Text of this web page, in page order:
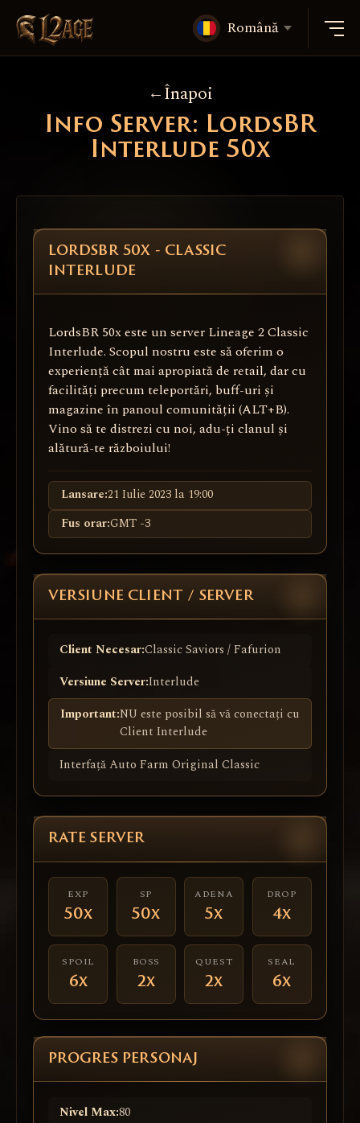
Română
Înapoi
Info Server: LordsBR
Interlude 50x
LORDSBR 50X - CLASSIC
INTERLUDE
LordsBR 50x este un server Lineage 2 Classic
Interlude. Scopul nostru este să oferim o
experiență cât mai apropiată de retail, dar cu
facilități precum teleportări, buff-uri și
magazine în panoul comunității (ALT+B).
Vino să te distrezi cu noi, adu-ți clanul și
alătură-te războiului!
Lansare:21 Iulie 2023 la 19:00
Fus orar:GMT -3
VERSIUNE CLIENT / SERVER
Client Necesar:Classic Saviors / Fafurion
Versiune Server:Interlude
Important:NU este posibil să vă conectați cu
Client Interlude
Interfață Auto Farm Original Classic
RATE SERVER
EXP
50x
SP
50x
ADENA
5x
DROP
4x
SPOIL
6x
BOSS
2x
QUEST
2x
SEAL
6x
PROGRES PERSONAJ
Nivel Max:80